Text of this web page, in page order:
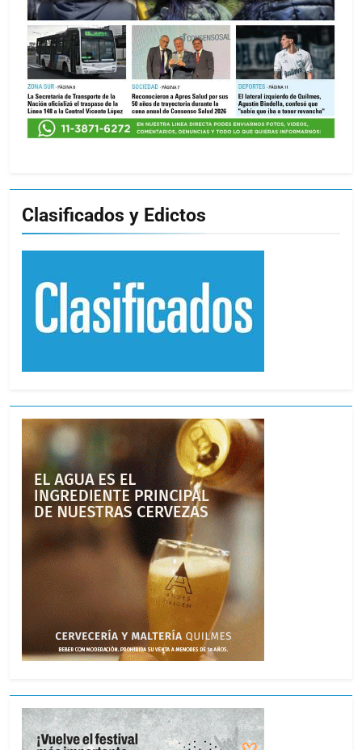
Clasificados y Edictos